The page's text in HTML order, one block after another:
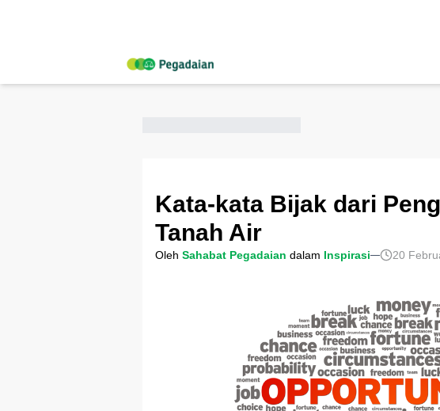
Kata-kata Bijak dari
Tanah Air
Oleh Sahabat Pegadaian dalam Inspirasi 20